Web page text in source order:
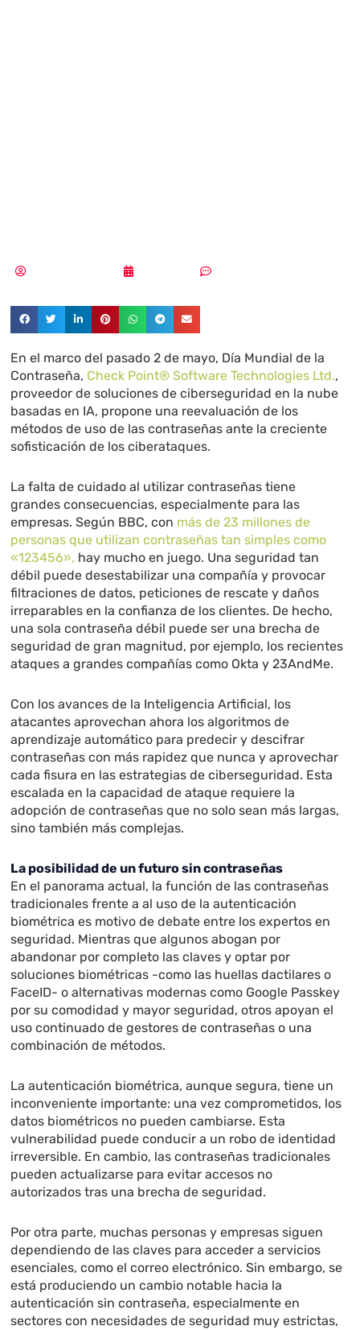
En el marco del pasado 2 de mayo, Día Mundial de la
Contraseña, Check Point® Software Technologies Ltd.,
proveedor de soluciones de ciberseguridad en la nube
basadas en IA, propone una reevaluación de los
métodos de uso de las contraseñas ante la creciente
sofisticación de los ciberataques.
La falta de cuidado al utilizar contraseñas tiene
grandes consecuencias, especialmente para las
empresas. Según BBC, con más de 23 millones de
personas que utilizan contraseñas tan simples como
«123456», hay mucho en juego. Una seguridad tan
débil puede desestabilizar una compañía y provocar
filtraciones de datos, peticiones de rescate y daños
irreparables en la confianza de los clientes. De hecho,
una sola contraseña débil puede ser una brecha de
seguridad de gran magnitud, por ejemplo, los recientes
ataques a grandes compañías como Okta y 23AndMe.
Con los avances de la Inteligencia Artificial, los
atacantes aprovechan ahora los algoritmos de
aprendizaje automático para predecir y descifrar
contraseñas con más rapidez que nunca y aprovechar
cada fisura en las estrategias de ciberseguridad. Esta
escalada en la capacidad de ataque requiere la
adopción de contraseñas que no solo sean más largas,
sino también más complejas.
La posibilidad de un futuro sin contraseñas
En el panorama actual, la función de las contraseñas
tradicionales frente a al uso de la autenticación
biométrica es motivo de debate entre los expertos en
seguridad. Mientras que algunos abogan por
abandonar por completo las claves y optar por
soluciones biométricas -como las huellas dactilares o
FaceID- o alternativas modernas como Google Passkey
por su comodidad y mayor seguridad, otros apoyan el
uso continuado de gestores de contraseñas o una
combinación de métodos.
La autenticación biométrica, aunque segura, tiene un
inconveniente importante: una vez comprometidos, los
datos biométricos no pueden cambiarse. Esta
vulnerabilidad puede conducir a un robo de identidad
irreversible. En cambio, las contraseñas tradicionales
pueden actualizarse para evitar accesos no
autorizados tras una brecha de seguridad.
Por otra parte, muchas personas y empresas siguen
dependiendo de las claves para acceder a servicios
esenciales, como el correo electrónico. Sin embargo, se
está produciendo un cambio notable hacia la
autenticación sin contraseña, especialmente en
sectores con necesidades de seguridad muy estrictas,